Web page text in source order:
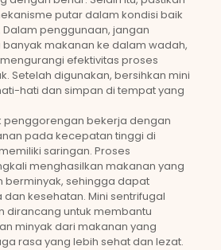
putar dalam kondisi baik
penggunaan, jangan
makanan ke dalam wadah,
efektivitas proses
Setelah digunakan, bersihkan mini
hati dan simpan di tempat yang
penggorengan bekerja dengan
pada kecepatan tinggi di
saringan. Proses
menghasilkan makanan yang
berminyak, sehingga dapat
kesehatan. Mini sentrifugal
dirancang untuk membantu
minyak dari makanan yang
rasa yang lebih sehat dan lezat.